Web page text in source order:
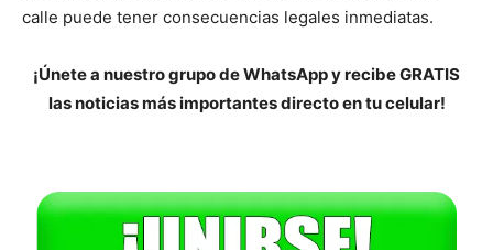
calle puede tener consecuencias legales inmediatas.
¡Únete a nuestro grupo de WhatsApp y recibe GRATIS
las noticias más importantes directo en tu celular!